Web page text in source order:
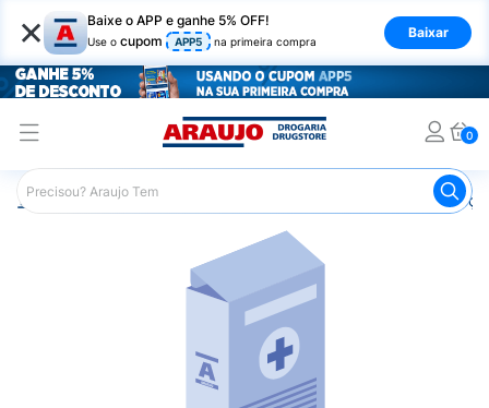
× Baixe o APP e ganhe 5% OFF!
Use o cupom APP5 na primeira compra
Baixar
0
Araujo Medicamentos Remédios para Alergias e